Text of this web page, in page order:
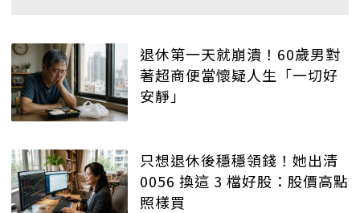
退休第一天就崩潰！60歲男對
著超商便當懷疑人生「一切好
安靜」
只想退休後穩穩領錢！她出清
0056 換這 3 檔好股：股價高點
照樣買